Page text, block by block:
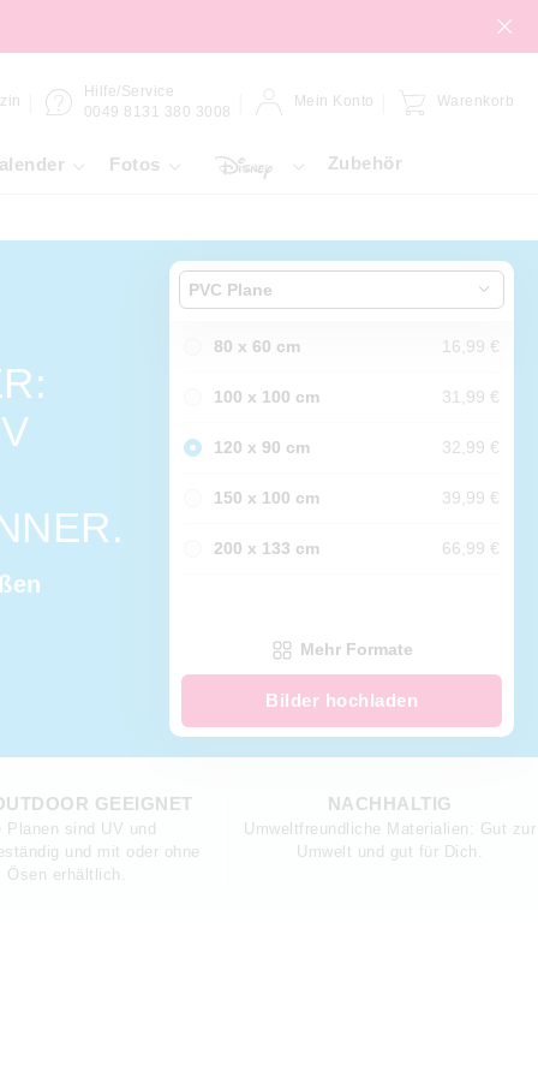
Hilfe/Service
0049 8131 380 3008
Mein Konto Warenkorb
Fotos Zubehör
GEEIGNET
Planen sind UV und
und mit oder ohne
Ösen erhältlich.
NACHHALTIG
Umweltfreundliche Materialien: Gut zur
Umwelt und gut für Dich.
PVC Plane
80 x 60 cm 16,99 €
100 x 100 cm 31,99 €
120 x 90 cm 32,99 €
150 x 100 cm 39,99 €
200 x 133 cm 66,99 €
Mehr Formate
Bilder hochladen